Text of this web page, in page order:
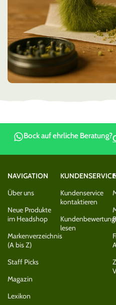
Bock auf ehrliche Beratung?
NAVIGATION
Über uns
Neue Produkte
im Headshop
Markenverzeichnis
(A bis Z)
Staff Picks
Magazin
Lexikon
KUNDENSERVICE
Kundenservice
kontaktieren
lesen